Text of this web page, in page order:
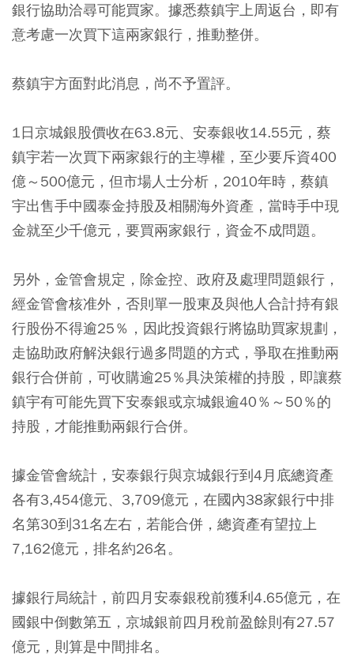
銀行協助洽尋可能買家。據悉蔡鎮宇上周返台，即有
意考慮一次買下這兩家銀行，推動整併。
蔡鎮宇方面對此消息，尚不予置評。
1日京城銀股價收在63.8元、安泰銀收14.55元，蔡
鎮宇若一次買下兩家銀行的主導權，至少要斥資400
億～500億元，但市場人士分析，2010年時，蔡鎮
宇出售手中國泰金持股及相關海外資產，當時手中現
金就至少千億元，要買兩家銀行，資金不成問題。
另外，金管會規定，除金控、政府及處理問題銀行，
經金管會核准外，否則單一股東及與他人合計持有銀
行股份不得逾25％，因此投資銀行將協助買家規劃，
走協助政府解決銀行過多問題的方式，爭取在推動兩
銀行合併前，可收購逾25％具決策權的持股，即讓蔡
鎮宇有可能先買下安泰銀或京城銀逾40％～50％的
持股，才能推動兩銀行合併。
據金管會統計，安泰銀行與京城銀行到4月底總資產
各有3,454億元、3,709億元，在國內38家銀行中排
名第30到31名左右，若能合併，總資產有望拉上
7,162億元，排名約26名。
據銀行局統計，前四月安泰銀稅前獲利4.65億元，在
國銀中倒數第五，京城銀前四月稅前盈餘則有27.57
億元，則算是中間排名。